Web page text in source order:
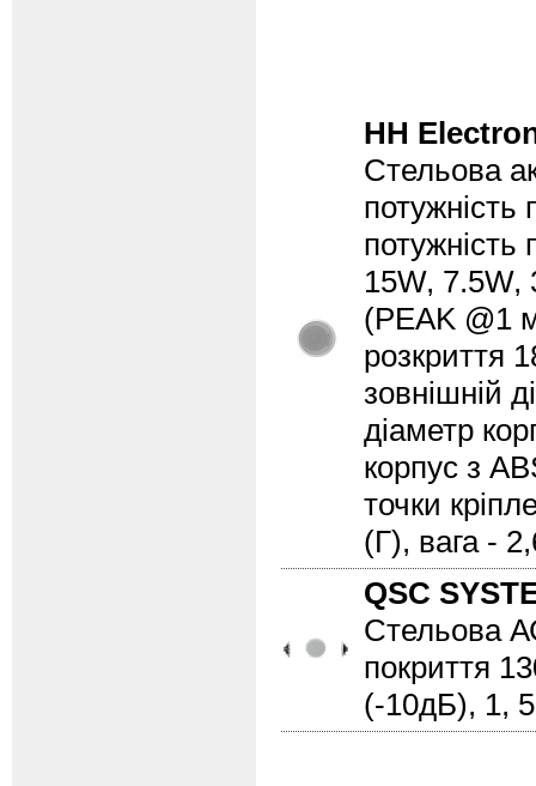
HH
Стельова
15W, 7.5W,
(PEAK @1
розкриття
зовнішній
діаметр
корпус з
точки
(Г), вага -
QSC
Стельова
покриття
(-10дБ), 1, 5